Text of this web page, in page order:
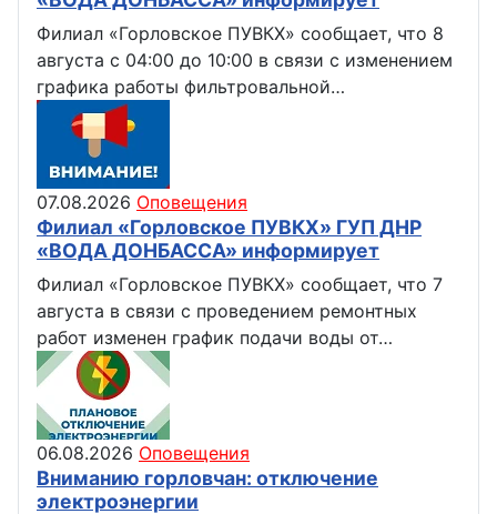
Филиал «Горловское ПУВКХ» сообщает, что 8
августа с 04:00 до 10:00 в связи с изменением
графика работы фильтровальной…
07.08.2026 Оповещения
Филиал «Горловское ПУВКХ» ГУП ДНР
«ВОДА ДОНБАССА» информирует
Филиал «Горловское ПУВКХ» сообщает, что 7
августа в связи с проведением ремонтных
работ изменен график подачи воды от…
06.08.2026 Оповещения
Вниманию горловчан: отключение
электроэнергии